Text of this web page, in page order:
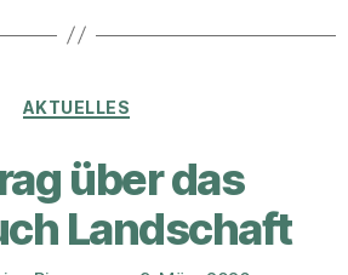
Kategorien
AKTUELLES
über das
Landschaft